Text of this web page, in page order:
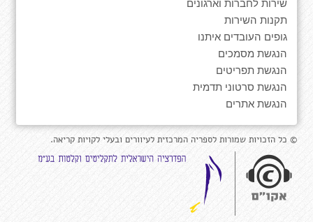
תקנות השירות
גופים העובדים איתנו
הנגשת מסמכים
הנגשת תפריטים
הנגשת סרטוני תדמית
הנגשת אתרים
© כל הזכויות שמורות לספריה המרכזית לעיוורים ובעלי לקויות קריאה.